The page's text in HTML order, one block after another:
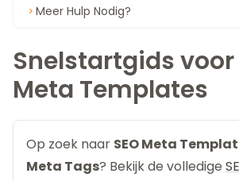
Meer Hulp Nodig?
Snelstartgids voor
Meta Templates
Op zoek naar SEO Meta
Meta Tags? Bekijk de volledige